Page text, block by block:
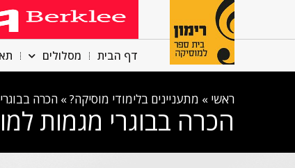
דף הבית מסלולים
ראשי » מתעניינים בלימודי מוסיקה?» הכרה
הכרה בבוגרי מגמות